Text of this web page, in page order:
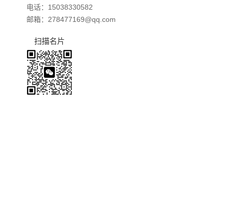
电话：15038330582
邮箱：278477169@qq.com
扫描名片